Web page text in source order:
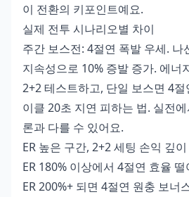
이 전환의 키포인트예요.
실제 전투 시나리오별 차이
주간 보스전: 4절연 폭발 우세. 나
지속성으로 10% 증발 증가. 에너
2+2 테스트하고, 단일 보스면 4
이클 20초 지연 피하는 법. 실전
론과 다를 수 있어요.
ER 높은 구간, 2+2 세팅 손익 깊
ER 180% 이상에서 4절연 효율
ER 200%+ 되면 4절연 원충 보너